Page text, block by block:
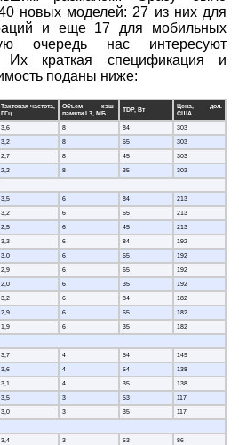
новых моделей: 27 из них для
и еще 17 для мобильных
очередь нас интересуют
Их краткая спецификация и
поданы ниже:
Тактовая частота,
ГГц
Объем кэш-
памяти L3, МБ
TDP, Вт Цена,дол.
США
3,6 8 84
303
3,2 8 65
303
2,7 8 45
303
2,2 8 35 303
3,5 6 84
213
3,2 6 65
213
2,5 6 45
213
3,3 6 84
192
3,0 6 65
192
2,9 6 65
192
2,0 6 35
192
3,2 6 84
182
2,9 6 65
182
1,9 6 35 182
3,7 4 54
149
3,6 4 54
138
3,1 4 35
138
3,5 3 53
117
3,0 3 35 117
3,4 3 53
86